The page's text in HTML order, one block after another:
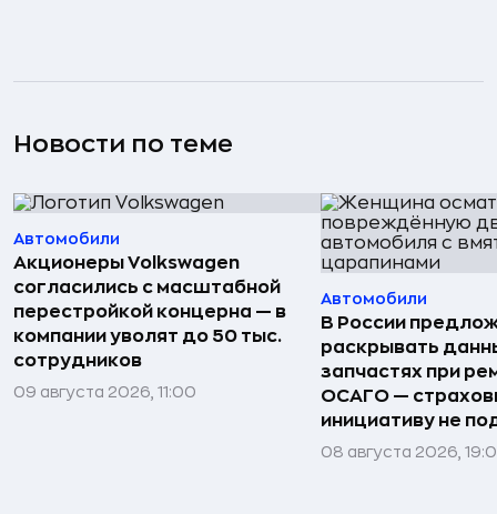
Новости по теме
Автомобили
Акционеры Volkswagen
согласились с масштабной
перестройкой концерна — в
компании уволят до 50 тыс.
сотрудников
09 августа 2026, 11:00
Автомобили
В России
раскрывать
запчастях при
ОСАГО —
инициативу не
08 августа 2026,